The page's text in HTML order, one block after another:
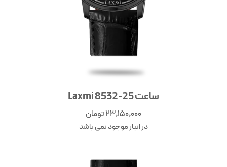
ساعت Laxmi 8532-25
23,150,000تومان
در انبار موجود نمی باشد